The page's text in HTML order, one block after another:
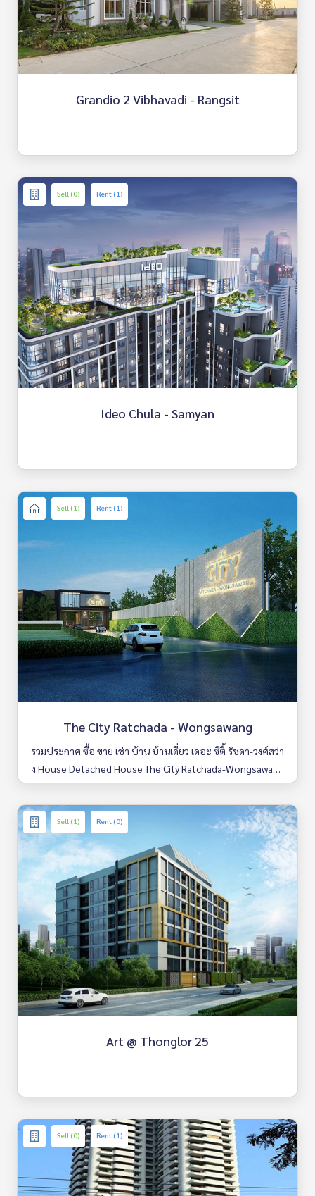
Grandio 2 Vibhavadi - Rangsit
Sell (0) Rent (1)
Ideo Chula - Samyan
Sell (1) Rent (1)
The City Ratchada - Wongsawang
รวมประกาศ ซื้อ ขาย เช่า บ้าน บ้านเดี่ยว เดอะ ซิตี้ รัชดา-วงศ์สว่า
ง House Detached House The City Ratchada-Wongsawang
มีให้เลือกหลายห้อง รายละเอียดครบ ค้นหาง่าย อัพเดททุกวัน
Sell (1) Rent (0)
Art @ Thonglor 25
Sell (0) Rent (1)